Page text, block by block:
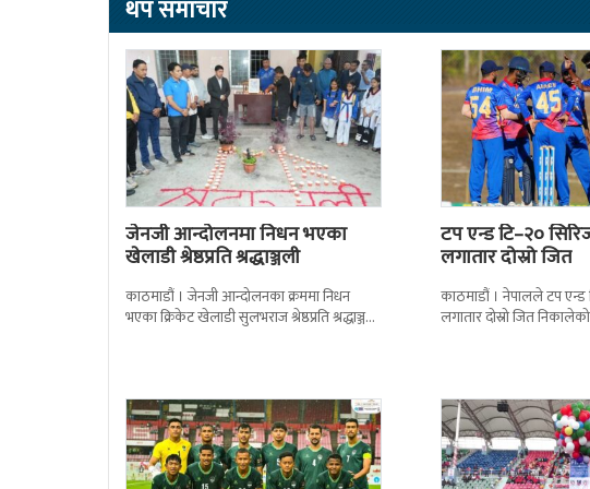
थप समाचार
जेनजी आन्दोलनमा निधन भएका
खेलाडी श्रेष्ठप्रति श्रद्धाञ्जली
काठमाडौं । जेनजी आन्दोलनका क्रममा निधन
भएका क्रिकेट खेलाडी सुलभराज श्रेष्ठप्रति श्रद्धाञ्जली
टप एन्ड टि–२०
लगातार दोस्रो जित
काठमाडौं । नेपालले टप एन्ड
लगातार दोस्रो जित